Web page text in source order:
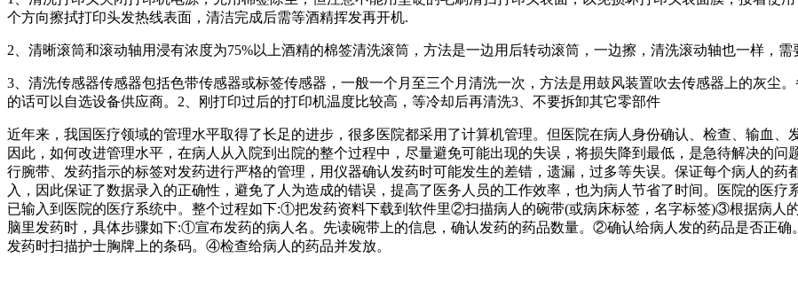
个方向擦拭打印头发热线表面，清洁完成后需等酒精挥发再开机.
2、清晰滚筒和滚动轴用浸有浓度为75%以上酒精的棉签清洗滚筒，方法是一边用后转动滚筒，一边擦，清洗滚动轴也一样，
3、清洗传感器传感器包括色带传感器或标签传感器，一般一个月至三个月清洗一次，方法是用鼓风装置吹去传感器上的灰尘
的话可以自选设备供应商。2、刚打印过后的打印机温度比较高，等冷却后再清洗3、不要拆卸其它零部件
近年来，我国医疗领域的管理水平取得了长足的进步，很多医院都采用了计算机管理。但医院在病人身份确认、检查、输血、
因此，如何改进管理水平，在病人从入院到出院的整个过程中，尽量避免可能出现的失误，将损失降到最低，是急待解决的
行腕带、发药指示的标签对发药进行严格的管理，用仪器确认发药时可能发生的差错，遗漏，过多等失误。保证每个病人的
入，因此保证了数据录入的正确性，避免了人为造成的错误，提高了医务人员的工作效率，也为病人节省了时间。医院的医
已输入到医院的医疗系统中。整个过程如下:①把发药资料下载到软件里②扫描病人的碗带(或病床标签，名字标签)③根据病
脑里发药时，具体步骤如下:①宣布发药的病人名。先读碗带上的信息，确认发药的药品数量。②确认给病人发的药品是否正
发药时扫描护士胸牌上的条码。④检查给病人的药品并发放。